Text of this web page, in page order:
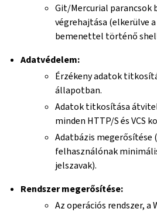
Git/Mercurial parancsok
végrehajtása (elkerülve
bemenettel történő
Adatvédelem:
Érzékeny adatok
állapotban.
Adatok titkosítása
minden HTTP/S és VCS
Adatbázis megerősítése
felhasználónak
jelszavak).
Rendszer megerősítése:
Az operációs rendszer, a